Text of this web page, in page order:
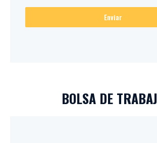
Enviar
BOLSA DE